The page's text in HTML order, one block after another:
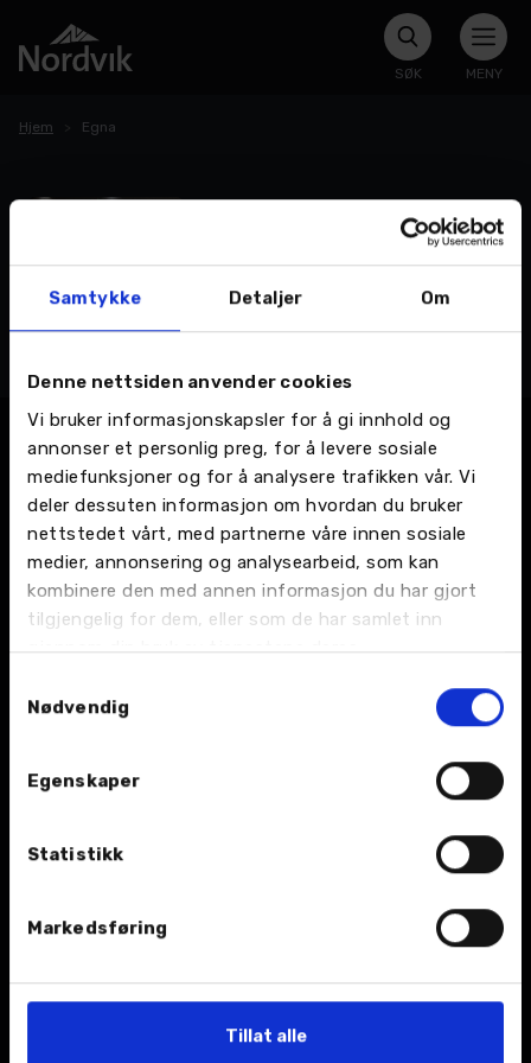
Samtykke Detaljer Om
Denne nettsiden anvender cookies
Vi bruker informasjonskapsler for å gi innhold og
annonser et personlig preg, for å levere sosiale
mediefunksjoner og for å analysere trafikken vår. Vi
deler dessuten informasjon om hvordan du bruker
nettstedet vårt, med partnerne våre innen sosiale
medier, annonsering og analysearbeid, som kan
kombinere den med annen informasjon du har gjort
tilgjengelig for dem, eller som de har samlet inn
gjennom din bruk av tjenestene deres.
Nødvendig
Egenskaper
Statistikk
Markedsføring
Tillat alle
SØK MENY
Hjem Egna
Hun er utdannet klesdesigner og har
i Oslo for anerkjente artister som
hjembyen for å bli prosjektleder for
muligheter -Det er utrolig gøy.
Konseptet er unikt, og jeg ser frem til å
ta del i utviklingen. Egna […]
BIL
Bruktbil
Leiebil
Kampanjer
TJENESTER